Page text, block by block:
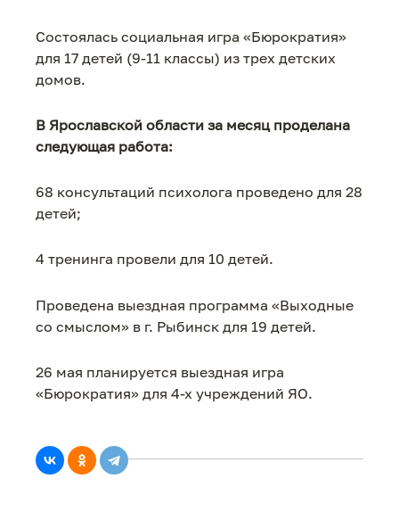
Состоялась социальная игра «Бюрократия»
для 17 детей (9-11 классы) из трех детских
домов.
В Ярославской области за месяц проделана
следующая работа:
68 консультаций психолога проведено для 28
детей;
4 тренинга провели для 10 детей.
Проведена выездная программа «Выходные
со смыслом» в г. Рыбинск для 19 детей.
26 мая планируется выездная игра
«Бюрократия» для 4-х учреждений ЯО.